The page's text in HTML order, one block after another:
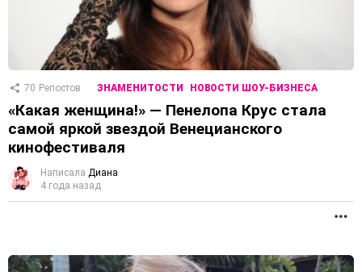
70 Репостов ЗНАМЕНИТОСТИ НОВОСТИ ШОУ-БИЗНЕСА
«Какая женщина!» — Пенелопа Крус стала
самой яркой звездой Венецианского
кинофестиваля
Написала Диана
4 года назад